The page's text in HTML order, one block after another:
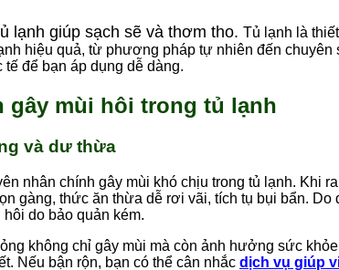
lạnh giúp sạch sẽ và thơm tho. Tủ lạnh là
hiệu quả, từ phương pháp tự nhiên đến
để bạn áp dụng dễ dàng.
gây mùi hôi trong tủ lạnh
và dư thừa
nhân chính gây mùi khó chịu trong tủ lạnh. Khi
gàng, thức ăn thừa dễ rơi vãi, tích tụ bụi bẩn.
do bảo quản kém.
không chỉ gây mùi mà còn ảnh hưởng sức
Nếu bận rộn, bạn có thể cân nhắc dịch vụ giúp